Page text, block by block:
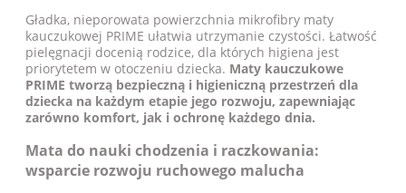
Gładka, nieporowata powierzchnia mikrofibry maty
kauczukowej PRIME ułatwia utrzymanie czystości. Łatwość
pielęgnacji docenią rodzice, dla których higiena jest
priorytetem w otoczeniu dziecka. Maty kauczukowe
PRIME tworzą bezpieczną i higieniczną przestrzeń dla
dziecka na każdym etapie jego rozwoju, zapewniając
zarówno komfort, jak i ochronę każdego dnia.
Mata do nauki chodzenia i raczkowania:
wsparcie rozwoju ruchowego malucha